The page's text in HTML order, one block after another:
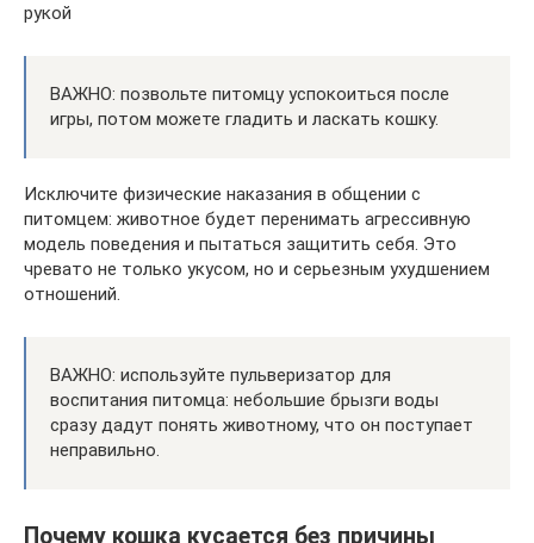
рукой
ВАЖНО: позвольте питомцу успокоиться после
игры, потом можете гладить и ласкать кошку.
Исключите физические наказания в общении с
питомцем: животное будет перенимать агрессивную
модель поведения и пытаться защитить себя. Это
чревато не только укусом, но и серьезным ухудшением
отношений.
ВАЖНО: используйте пульверизатор для
воспитания питомца: небольшие брызги воды
сразу дадут понять животному, что он поступает
неправильно.
Почему кошка кусается без причины